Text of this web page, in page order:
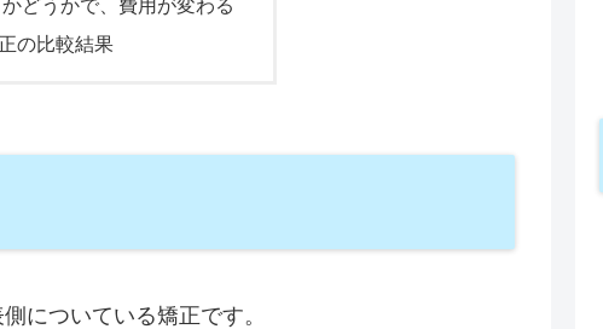
どうかで、費用が変わる
の比較結果
についている矯正です。